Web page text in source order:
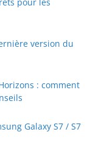
version du
: comment
Galaxy S7 / S7